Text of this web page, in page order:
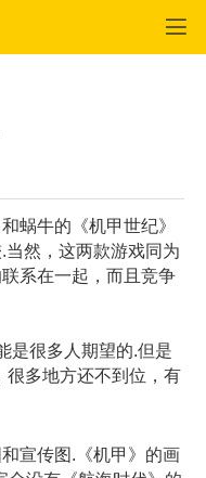
蜗牛的《机甲世纪》
然，这两款游戏同为
系在一起，而且竞争
是很多人期望的.但是
很多地方还不到位，有
宣传图.《机甲》的画